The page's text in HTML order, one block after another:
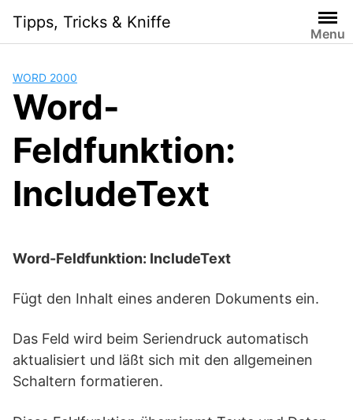
content
Tipps, Tricks & Kniffe
Menu
WORD 2000
Word-
Feldfunktion:
IncludeText
Word-Feldfunktion: IncludeText
Fügt den Inhalt eines anderen Dokuments ein.
Das Feld wird beim Seriendruck automatisch
aktualisiert und läßt sich mit den allgemeinen
Schaltern formatieren.